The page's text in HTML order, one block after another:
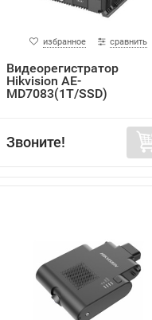
избранное сравнить
Видеорегистратор
Hikvision AE-
MD7083(1T/SSD)
Звоните!